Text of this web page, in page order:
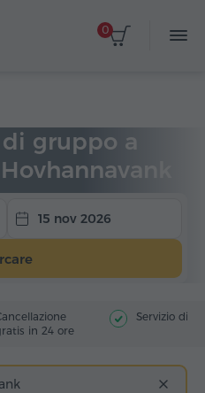
0
gruppo a
15 nov 2026
in 24 ore
Servizio di